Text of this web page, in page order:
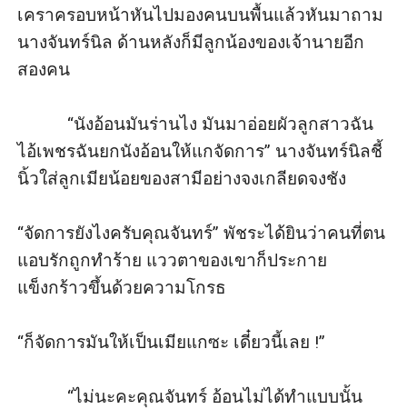
เคราครอบหน้าหันไปมองคนบนพื้นแล้วหันมาถาม
นางจันทร์นิล ด้านหลังก็มีลูกน้องของเจ้านายอีก
สองคน
“นังอ้อนมันร่านไง มันมาอ่อยผัวลูกสาวฉัน
ไอ้เพชรฉันยกนังอ้อนให้แกจัดการ” นางจันทร์นิลชี้
นิ้วใส่ลูกเมียน้อยของสามีอย่างจงเกลียดจงชัง
“จัดการยังไงครับคุณจันทร์” พัชระได้ยินว่าคนที่ตน
แอบรักถูกทำร้าย แววตาของเขาก็ประกาย
แข็งกร้าวขึ้นด้วยความโกรธ
“ก็จัดการมันให้เป็นเมียแกซะ เดี๋ยวนี้เลย !”
“ไม่นะคะคุณจันทร์ อ้อนไม่ได้ทำแบบนั้น